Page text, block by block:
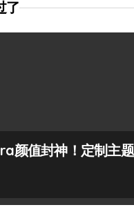
了
颜值封神！定制主